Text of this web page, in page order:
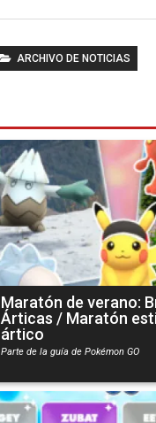
ARCHIVO DE NOTICIAS
Maratón de verano:
Árticas / Maratón
ártico
Parte de la guía de Pokémon GO